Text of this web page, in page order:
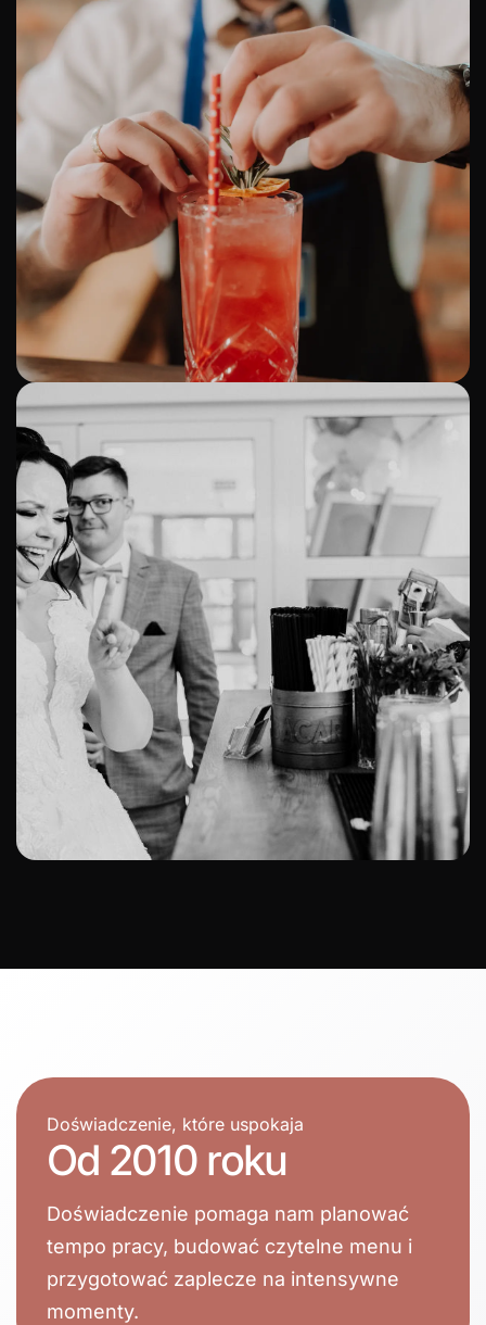
Doświadczenie, które uspokaja
Od 2010 roku
Doświadczenie pomaga nam planować
tempo pracy, budować czytelne menu i
przygotować zaplecze na intensywne
momenty.